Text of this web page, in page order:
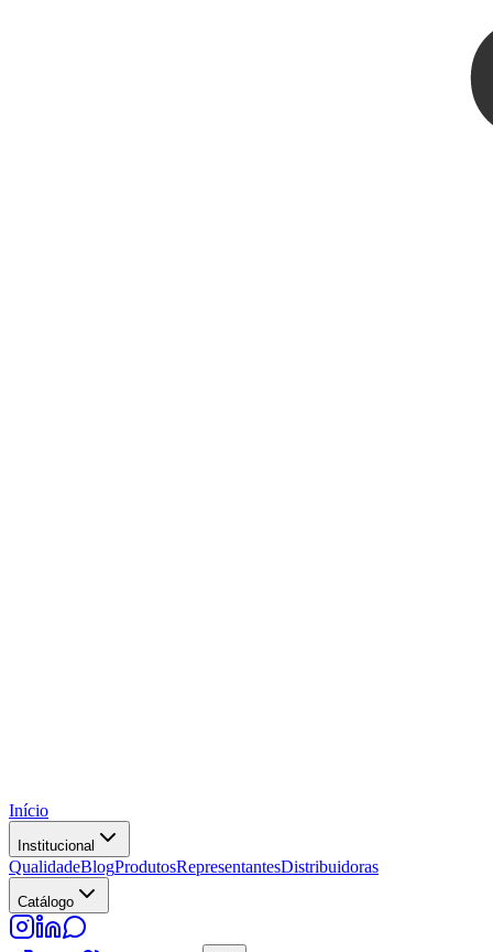
Início
Institucional
QualidadeBlogProdutosRepresentantesDistribuidoras
Catálogo